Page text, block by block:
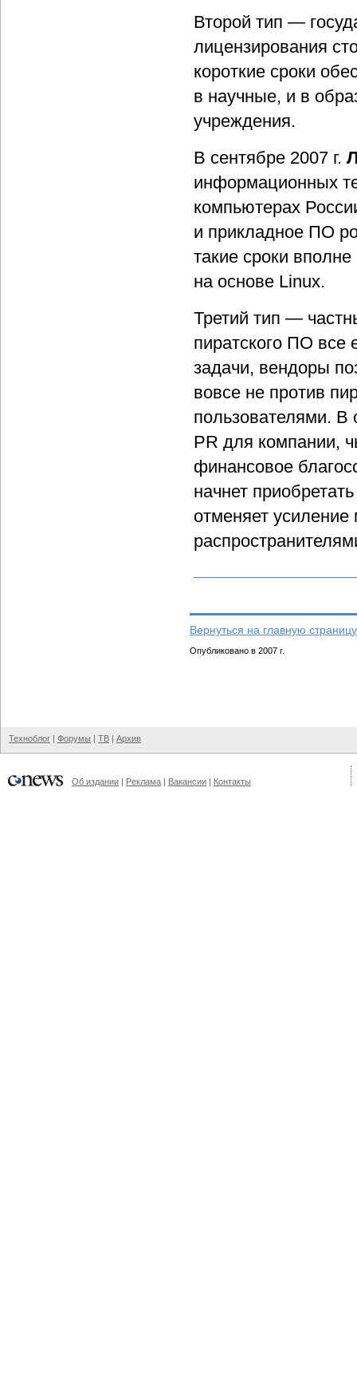
Второй тип —
лицензирования
короткие сроки
в научные, и в
учреждения.
В сентябре 2007 г.
информационных
компьютерах
и прикладное ПО
такие сроки
на основе Linuх.
Третий тип —
пиратского ПО
задачи, вендоры
вовсе не против
пользователями.
PR для компании,
финансовое
начнет
отменяет
Вернуться на главную
Опубликовано в 2007 г.
Техноблог | Форумы | ТВ | Архив
Об издании | Реклама | Вакансии | Контакты